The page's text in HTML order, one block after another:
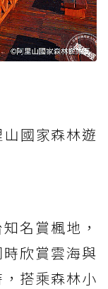
國家森林遊
名賞楓地，
欣賞雲海與
搭乘森林小